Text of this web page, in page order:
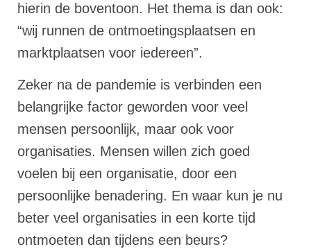
hierin de boventoon. Het thema is dan ook:
“wij runnen de ontmoetingsplaatsen en
marktplaatsen voor iedereen”.
Zeker na de pandemie is verbinden een
belangrijke factor geworden voor veel
mensen persoonlijk, maar ook voor
organisaties. Mensen willen zich goed
voelen bij een organisatie, door een
persoonlijke benadering. En waar kun je nu
beter veel organisaties in een korte tijd
ontmoeten dan tijdens een beurs?